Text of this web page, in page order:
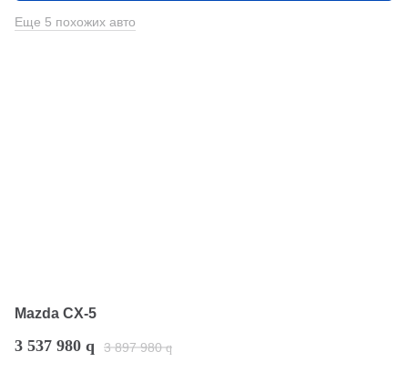
Еще 5 похожих авто
Mazda CX-5
3 537 980 q 3 897 980 q